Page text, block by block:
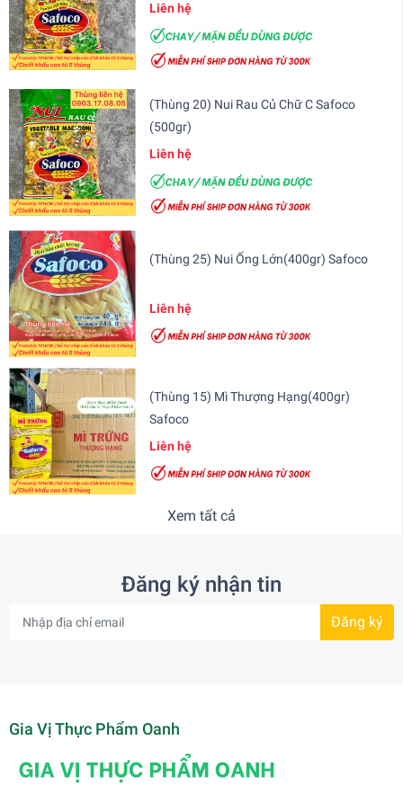
Liên hệ
(Thùng 20) Nui Rau Củ Chữ C Safoco
(500gr)
Liên hệ
(Thùng 25) Nui Ống Lớn(400gr) Safoco
Liên hệ
(Thùng 15) Mì Thượng Hạng(400gr)
Safoco
Liên hệ
Xem tất cả
Đăng ký nhận tin
Đăng ký
Gia Vị Thực Phẩm Oanh